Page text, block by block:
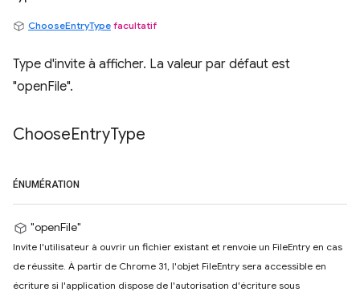
ChooseEntryType facultatif
Type d'invite à afficher. La valeur par défaut est
"openFile".
ChooseEntryType
ÉNUMÉRATION
"openFile"
Invite l'utilisateur à ouvrir un fichier existant et renvoie un FileEntry en cas
de réussite. À partir de Chrome 31, l'objet FileEntry sera accessible en
écriture si l'application dispose de l'autorisation d'écriture sous